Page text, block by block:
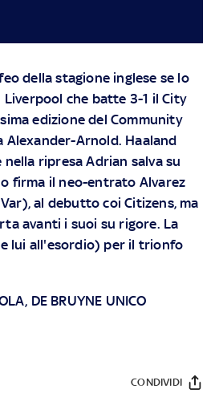
della stagione inglese se lo
Liverpool che batte 3-1 il City
edizione del Community
Alexander-Arnold. Haaland
ripresa Adrian salva su
firma il neo-entrato Alvarez
al debutto coi Citizens, ma
avanti i suoi su rigore. La
lui all'esordio) per il trionfo
DE BRUYNE UNICO
CONDIVIDI